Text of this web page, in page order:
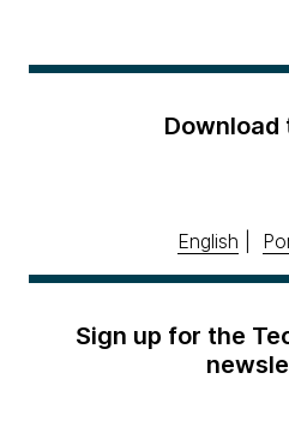
Download
English
Sign up for the